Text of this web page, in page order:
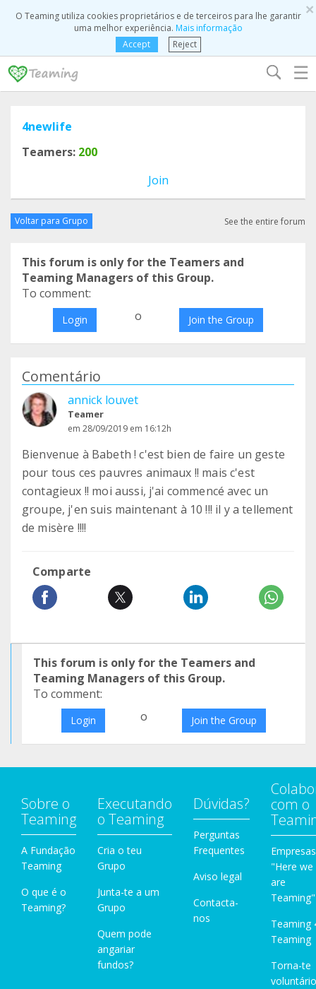
×
O Teaming utiliza cookies proprietários e de terceiros para lhe garantir
uma melhor experiência. Mais informação
Accept
Reject
☰
4newlife
Teamers: 200
Join
Voltar para Grupo See the entire forum
This forum is only for the Teamers and
Teaming Managers of this Group.
To comment:
Login o Join the Group
Comentário
annick louvet
Teamer
em 28/09/2019 em 16:12h
Bienvenue à Babeth ! c'est bien de faire un geste
pour tous ces pauvres animaux !! mais c'est
contagieux !! moi aussi, j'ai commencé avec un
groupe, j'en suis maintenant à 10 !!! il y a tellement
de misère !!!!
Comparte
This forum is only for the Teamers and
Teaming Managers of this Group.
To comment:
Login o Join the Group
Sobre o
Teaming
A Fundação
Teaming
O que é o
Teaming?
Executando
o Teaming
Cria o teu
Grupo
Junta-te a um
Grupo
Quem pode
angariar
fundos?
Dúvidas?
Perguntas
Frequentes
Aviso legal
Contacta-
nos
com o
Empresas
"Here we
are
Teaming"
Teaming
Teaming
Torna-te